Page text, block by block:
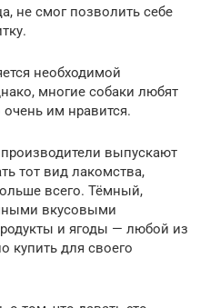
не смог позволить себе
необходимой
многие собаки любят
им нравится.
выпускают
тот вид лакомства,
всего. Тёмный,
вкусовыми
и ягоды — любой из
купить для своего